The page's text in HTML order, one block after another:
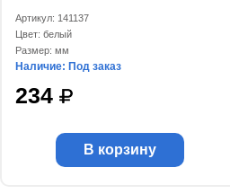
Артикул: 141137
Цвет: белый
Размер: мм
Наличие: Под заказ
234
В корзину